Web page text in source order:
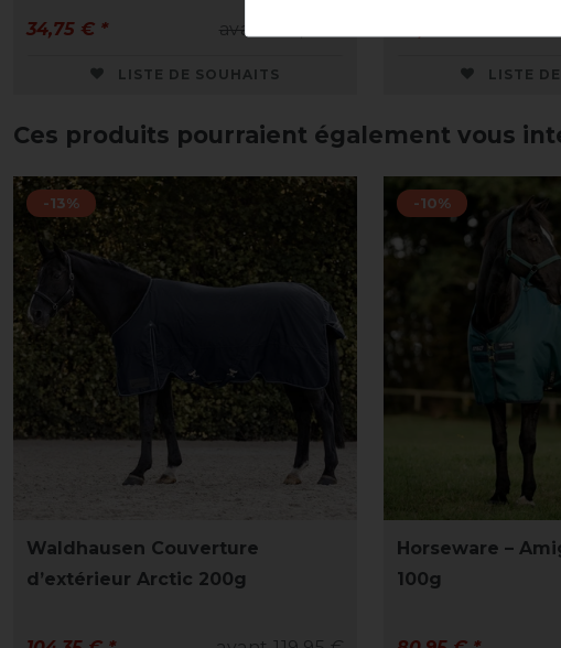
avant 39,95 €
34,75 € *
LISTE DE SOUHAITS LISTE
Ces produits pourraient également vous
-13%
Waldhausen Couverture
d’extérieur Arctic 200g
-10%
Horseware –
100g